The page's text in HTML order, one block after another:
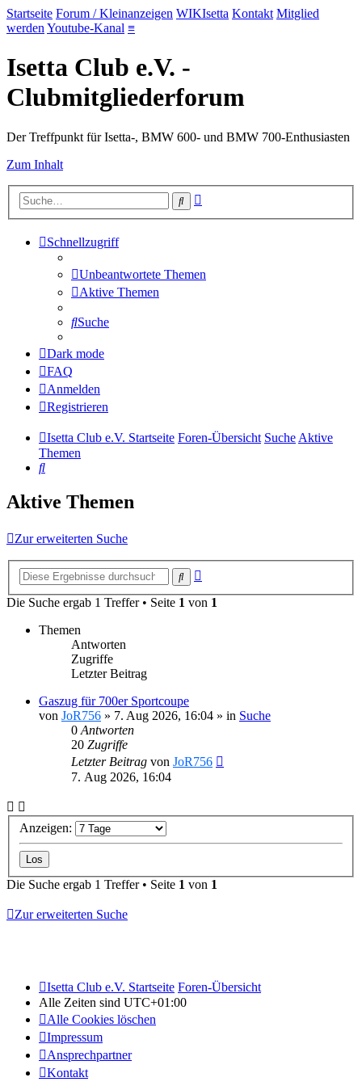
Startseite Forum / Kleinanzeigen WIKIsetta Kontakt Mitglied
werden Youtube-Kanal ≡
Isetta Club e.V. -
Clubmitgliederforum
Der Treffpunkt für Isetta-, BMW 600- und BMW 700-Enthusiasten
Zum Inhalt
Suche
Schnellzugriff
Unbeantwortete Themen
Aktive Themen
Suche
Dark mode
FAQ
Anmelden
Registrieren
Isetta Club e.V. Startseite Foren-Übersicht SucheAktive
Themen
Suche
Aktive Themen
Zur erweiterten Suche
Suche
Die Suche ergab 1 Treffer • Seite 1 von 1
Themen
Antworten
Zugriffe
Letzter Beitrag
Gaszug für 700er Sportcoupe
von JoR756 » 7. Aug 2026, 16:04 » in Suche
0 Antworten
20 Zugriffe
Letzter Beitrag von JoR756
7. Aug 2026, 16:04
Anzeigen:
Die Suche ergab 1 Treffer • Seite 1 von 1
Zur erweiterten Suche
Isetta Club e.V. Startseite Foren-Übersicht
Alle Zeiten sind UTC+01:00
Alle Cookies löschen
Impressum
Ansprechpartner
Kontakt